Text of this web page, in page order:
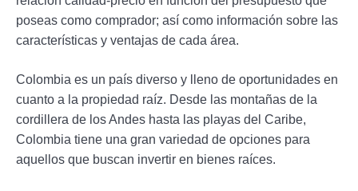
poseas como comprador; así como información sobre las
características y ventajas de cada área.
Colombia es un país diverso y lleno de oportunidades en
cuanto a la propiedad raíz. Desde las montañas de la
cordillera de los Andes hasta las playas del Caribe,
Colombia tiene una gran variedad de opciones para
aquellos que buscan invertir en bienes raíces.